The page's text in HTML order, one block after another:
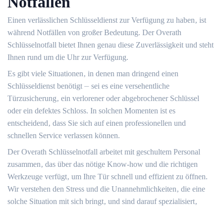
Einen verlässlichen Schlüsseldienst zur Verfügung zu haben‚ ist
während Notfällen von großer Bedeutung.​ Der Overath
Schlüsselnotfall bietet Ihnen genau diese Zuverlässigkeit und steht
Ihnen rund um die Uhr zur Verfügung.​
Es gibt viele Situationen‚ in denen man dringend einen
Schlüsseldienst benötigt ⏤ sei es eine versehentliche
Türzusicherung‚ ein verlorener oder abgebrochener Schlüssel
oder ein defektes Schloss. In solchen Momenten ist es
entscheidend‚ dass Sie sich auf einen professionellen und
schnellen Service verlassen können.​
Der Overath Schlüsselnotfall arbeitet mit geschultem Personal
zusammen‚ das über das nötige Know-how und die richtigen
Werkzeuge verfügt‚ um Ihre Tür schnell und effizient zu öffnen.
Wir verstehen den Stress und die Unannehmlichkeiten‚ die eine
solche Situation mit sich bringt‚ und sind darauf spezialisiert‚